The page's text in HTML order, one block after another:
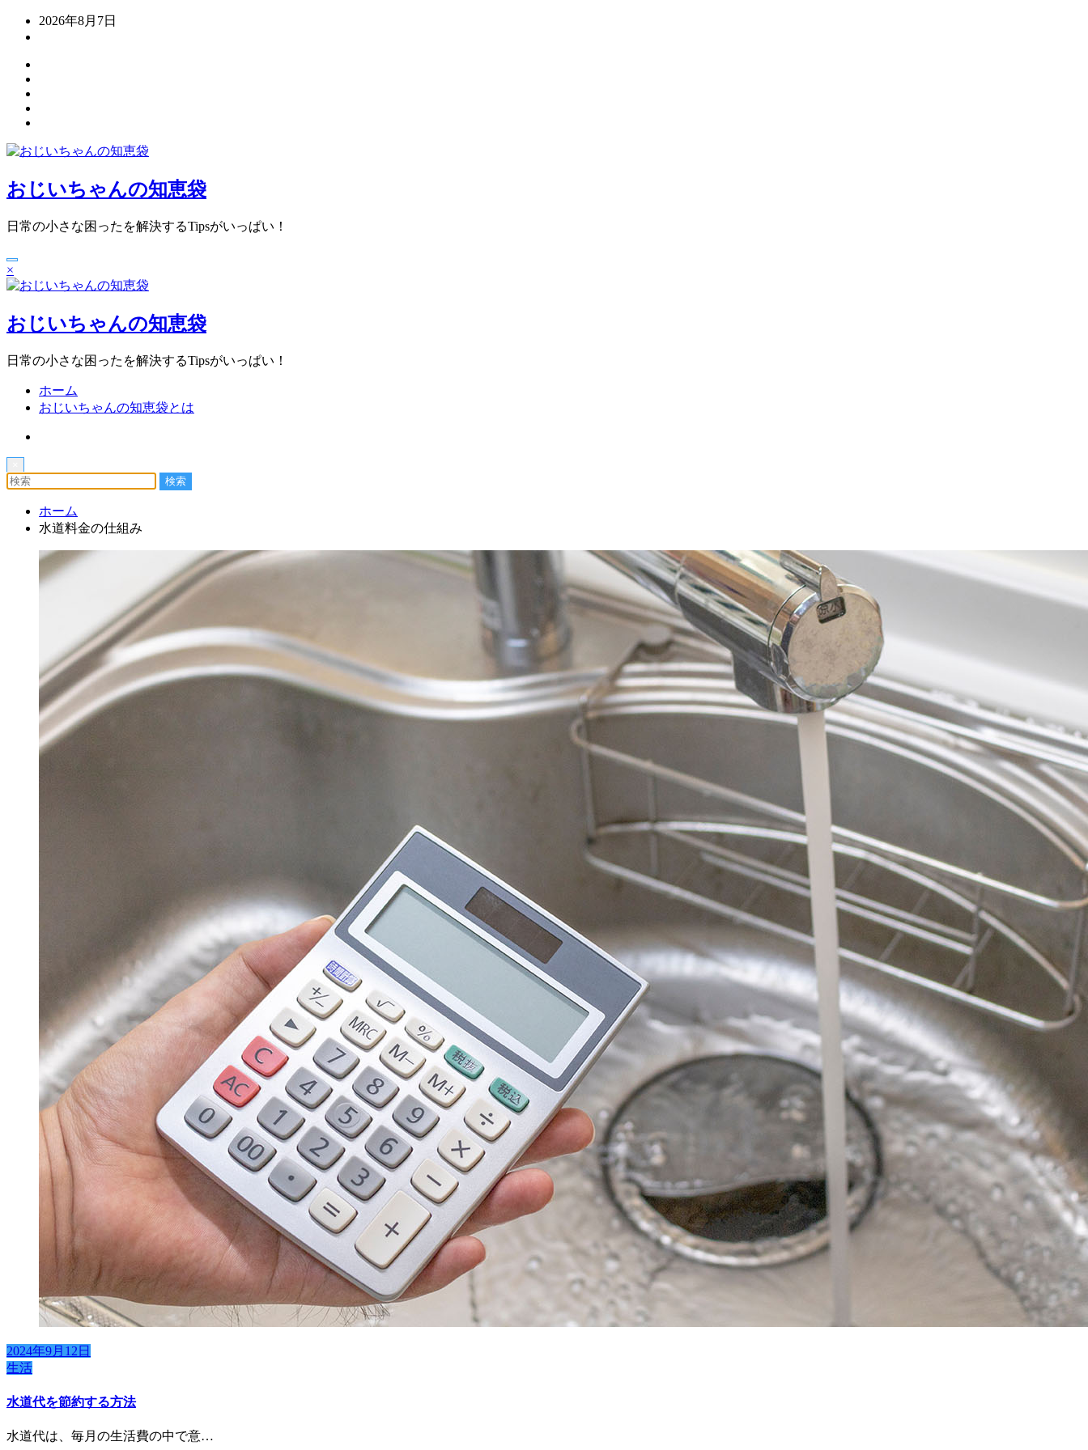
ッ
2026年8月7日
おじいちゃんの知恵袋
日常の小さな困ったを解決するTipsがいっぱい！
×
おじいちゃんの知恵袋
日常の小さな困ったを解決するTipsがいっぱい！
ホーム
おじいちゃんの知恵袋とは
ホーム
水道料金の仕組み
2024年9月12日
生活
水道代を節約する方法
水道代は、毎月の生活費の中で意…